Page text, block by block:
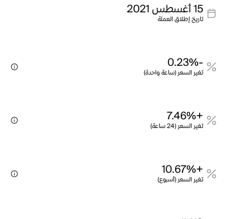
15 أغسطس 2021
تاريخ إطلاق العملة
-0.23%
تغير السعر (ساعة واحدة)
+7.46%
تغير السعر (24 ساعة)
+10.67%
تغير السعر (أسبوع)